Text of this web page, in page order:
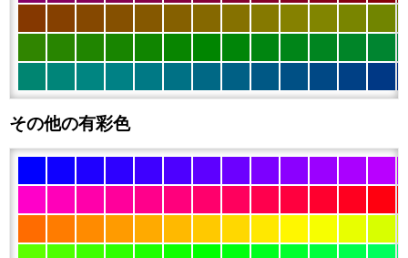
その他の有彩色